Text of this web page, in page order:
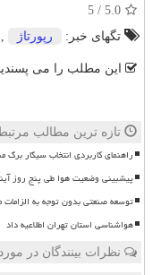
5.0
/
5
تگهای خبر:
رپورتاژ
این مطلب را می
تازه ترین مطالب
راهنمای کاربردی انتخاب سیگار
پیشبینی وضعیت هوا طی پنج روز
توسعه صنعتی بدون توجه به
هواشناسی استان تهران اطلاعیه داد
نظرات بینندگان در